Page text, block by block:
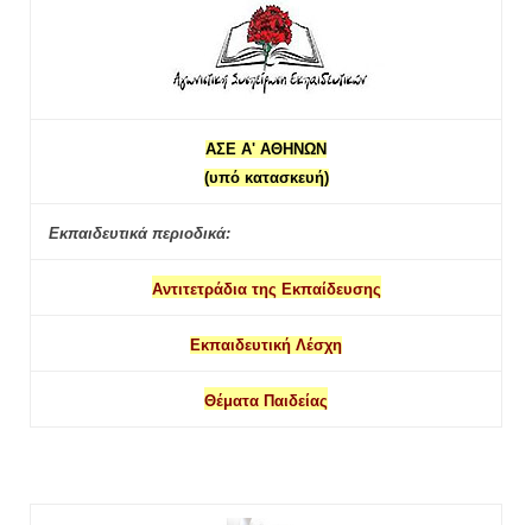
ΑΣΕ Α' ΑΘΗΝΩΝ
(υπό κατασκευή)
Εκπαιδευτικά περιοδικά:
Αντιτετράδια της Εκπαίδευσης
Εκπαιδευτική Λέσχη
Θέματα Παιδείας